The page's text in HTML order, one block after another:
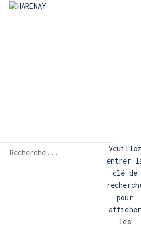
Veuillez
entrer
clé de
pour
afficher
les